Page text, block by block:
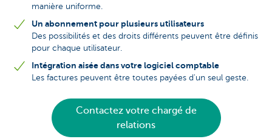
manière uniforme.
Un abonnement pour plusieurs utilisateurs
Des possibilités et des droits différents peuvent être définis
pour chaque utilisateur.
Intégration aisée dans votre logiciel comptable
Les factures peuvent être toutes payées d'un seul geste.
Contactez votre chargé de
relations